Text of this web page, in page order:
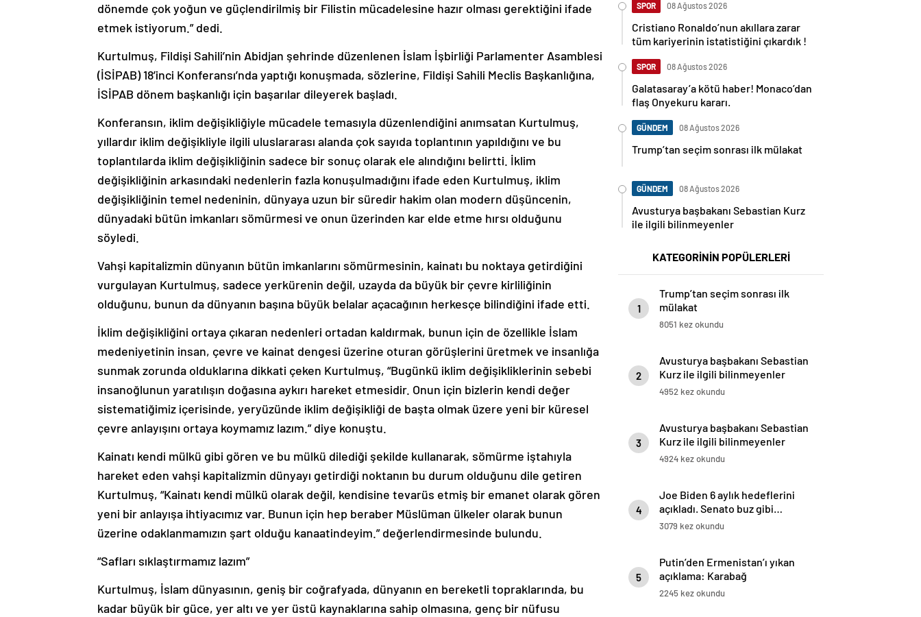
dönemde çok yoğun ve güçlendirilmiş bir Filistin mücadelesine hazır olması gerektiğini ifade
etmek istiyorum.” dedi.
Kurtulmuş, Fildişi Sahili’nin Abidjan şehrinde düzenlenen İslam İşbirliği Parlamenter Asamblesi
(İSİPAB) 18’inci Konferansı’nda yaptığı konuşmada, sözlerine, Fildişi Sahili Meclis Başkanlığına,
İSİPAB dönem başkanlığı için başarılar dileyerek başladı.
Konferansın, iklim değişikliğiyle mücadele temasıyla düzenlendiğini anımsatan Kurtulmuş,
yıllardır iklim değişikliyle ilgili uluslararası alanda çok sayıda toplantının yapıldığını ve bu
toplantılarda iklim değişikliğinin sadece bir sonuç olarak ele alındığını belirtti. İklim
değişikliğinin arkasındaki nedenlerin fazla konuşulmadığını ifade eden Kurtulmuş, iklim
değişikliğinin temel nedeninin, dünyaya uzun bir süredir hakim olan modern düşüncenin,
dünyadaki bütün imkanları sömürmesi ve onun üzerinden kar elde etme hırsı olduğunu
söyledi.
Vahşi kapitalizmin dünyanın bütün imkanlarını sömürmesinin, kainatı bu noktaya getirdiğini
vurgulayan Kurtulmuş, sadece yerkürenin değil, uzayda da büyük bir çevre kirliliğinin
olduğunu, bunun da dünyanın başına büyük belalar açacağının herkesçe bilindiğini ifade etti.
İklim değişikliğini ortaya çıkaran nedenleri ortadan kaldırmak, bunun için de özellikle İslam
medeniyetinin insan, çevre ve kainat dengesi üzerine oturan görüşlerini üretmek ve insanlığa
sunmak zorunda olduklarına dikkati çeken Kurtulmuş, “Bugünkü iklim değişikliklerinin sebebi
insanoğlunun yaratılışın doğasına aykırı hareket etmesidir. Onun için bizlerin kendi değer
sistematiğimiz içerisinde, yeryüzünde iklim değişikliği de başta olmak üzere yeni bir küresel
çevre anlayışını ortaya koymamız lazım.” diye konuştu.
Kainatı kendi mülkü gibi gören ve bu mülkü dilediği şekilde kullanarak, sömürme iştahıyla
hareket eden vahşi kapitalizmin dünyayı getirdiği noktanın bu durum olduğunu dile getiren
Kurtulmuş, “Kainatı kendi mülkü olarak değil, kendisine tevarüs etmiş bir emanet olarak gören
yeni bir anlayışa ihtiyacımız var. Bunun için hep beraber Müslüman ülkeler olarak bunun
üzerine odaklanmamızın şart olduğu kanaatindeyim.” değerlendirmesinde bulundu.
“Safları sıklaştırmamız lazım”
Kurtulmuş, İslam dünyasının, geniş bir coğrafyada, dünyanın en bereketli topraklarında, bu
kadar büyük bir güce, yer altı ve yer üstü kaynaklarına sahip olmasına, genç bir nüfusu
SPOR 08 Ağustos 2026
Cristiano Ronaldo’nun akıllara zarar
tüm kariyerinin istatistiğini çıkardık !
SPOR 08 Ağustos 2026
Galatasaray’a kötü haber! Monaco’dan
flaş Onyekuru kararı.
GÜNDEM 08 Ağustos 2026
Trump’tan seçim sonrası ilk mülakat
GÜNDEM 08 Ağustos 2026
Avusturya başbakanı Sebastian Kurz
ile ilgili bilinmeyenler
KATEGORİNİN POPÜLERLERİ
1
Trump’tan seçim sonrası ilk
mülakat
8051 kez okundu
2
Avusturya başbakanı Sebastian
Kurz ile ilgili bilinmeyenler
4952 kez okundu
3
Avusturya başbakanı Sebastian
Kurz ile ilgili bilinmeyenler
4924 kez okundu
4
Joe Biden 6 aylık hedeflerini
açıkladı. Senato buz gibi…
3079 kez okundu
5
Putin’den Ermenistan’ı yıkan
açıklama: Karabağ
Azerbaycan’ın ayrılmaz bir
2245 kez okundu